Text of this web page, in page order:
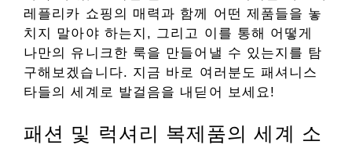
레플리카 쇼핑의 매력과 함께 어떤 제품들을 놓
치지 말아야 하는지, 그리고 이를 통해 어떻게
나만의 유니크한 룩을 만들어낼 수 있는지를 탐
구해보겠습니다. 지금 바로 여러분도 패셔니스
타들의 세계로 발걸음을 내딛어 보세요!
패션 및 럭셔리 복제품의 세계 소